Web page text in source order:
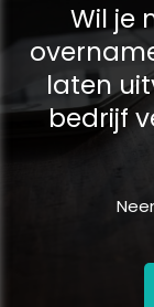
Wil je
laten
bedrijf